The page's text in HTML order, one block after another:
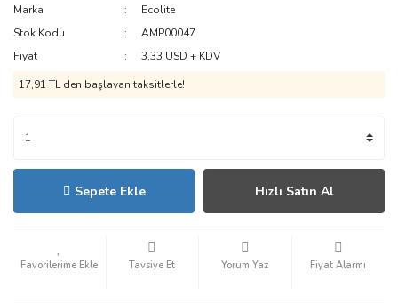
Marka
Ecolite
Stok Kodu
AMP00047
Fiyat
3,33 USD + KDV
17,91 TL den başlayan taksitlerle!
Sepete Ekle Hızlı Satın Al
Tavsiye Et Yorum Yaz Fiyat Alarmı